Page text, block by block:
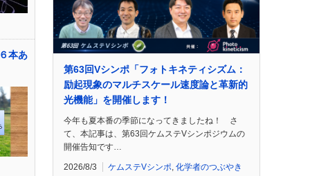
本あ
第63回Vシンポ「フォトキネティシズム：
励起現象のマルチスケール速度論と革新的
光機能」を開催します！
今年も夏本番の季節になってきましたね！ さ
て、本記事は、第63回ケムステVシンポジウムの
開催告知です…
2026/8/3 ケムステVシンポ, 化学者のつぶやき